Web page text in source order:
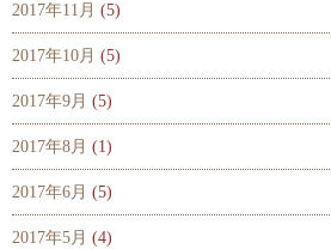
2017年11月 (5)
2017年10月 (5)
2017年9月 (5)
2017年8月 (1)
2017年6月 (5)
2017年5月 (4)